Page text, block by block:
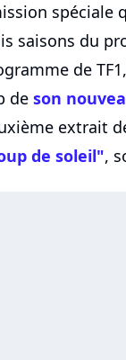
spéciale
saisons du
de
de son
extrait
de soleil",